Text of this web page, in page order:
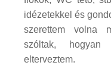
idézetekkel és
szerettem volna
szóltak, hogyan
elterveztem.